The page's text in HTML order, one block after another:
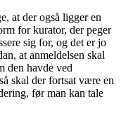
at der også ligger en
for kurator, der peger
sig for, og det er jo
at anmeldelsen skal
den havde ved
skal der fortsat være en
før man kan tale